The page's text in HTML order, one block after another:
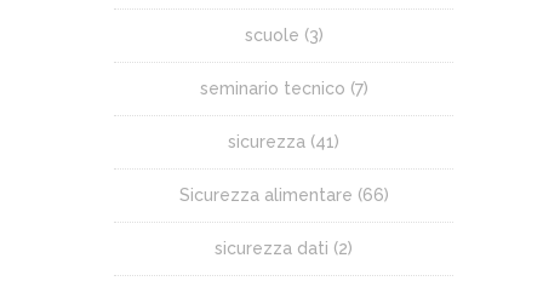
scuole (3)
seminario tecnico (7)
sicurezza (41)
Sicurezza alimentare (66)
sicurezza dati (2)